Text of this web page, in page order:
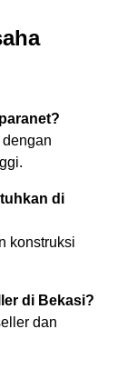
di
konstruksi
di Bekasi?
dan